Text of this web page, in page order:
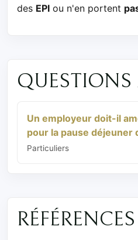
des EPI ou n'en portent
QUESTIONS
Un employeur doit-il
pour la pause déjeuner
Particuliers
RÉFÉRENCES